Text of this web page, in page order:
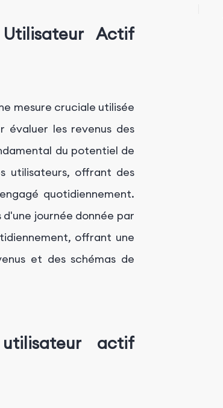
Actif
mesure cruciale utilisée
évaluer les revenus des
du potentiel de
utilisateurs, offrant des
quotidiennement.
journée donnée par
offrant une
et des schémas de
actif